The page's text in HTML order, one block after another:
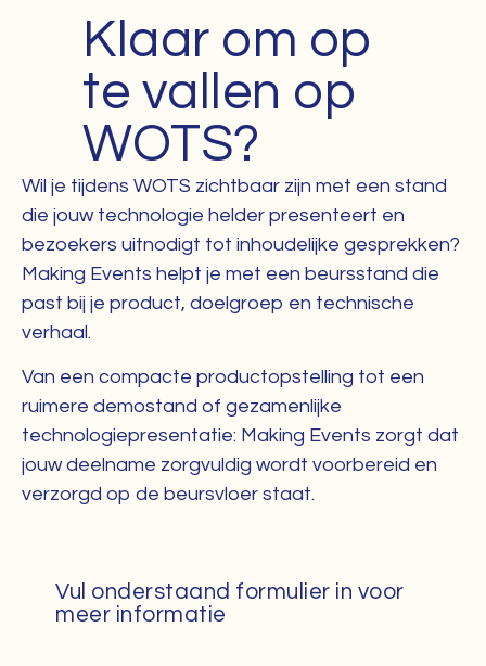
Klaar om op
te vallen op
WOTS?
Wil je tijdens WOTS zichtbaar zijn met een stand
die jouw technologie helder presenteert en
bezoekers uitnodigt tot inhoudelijke gesprekken?
Making Events helpt je met een beursstand die
past bij je product, doelgroep en technische
verhaal.
Van een compacte productopstelling tot een
ruimere demostand of gezamenlijke
technologiepresentatie: Making Events zorgt dat
jouw deelname zorgvuldig wordt voorbereid en
verzorgd op de beursvloer staat.
Vul onderstaand formulier in voor
meer informatie